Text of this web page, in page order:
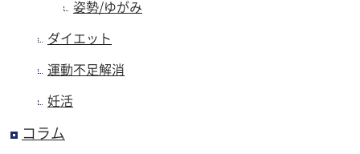
姿勢/ゆがみ
ダイエット
運動不足解消
妊活
コラム